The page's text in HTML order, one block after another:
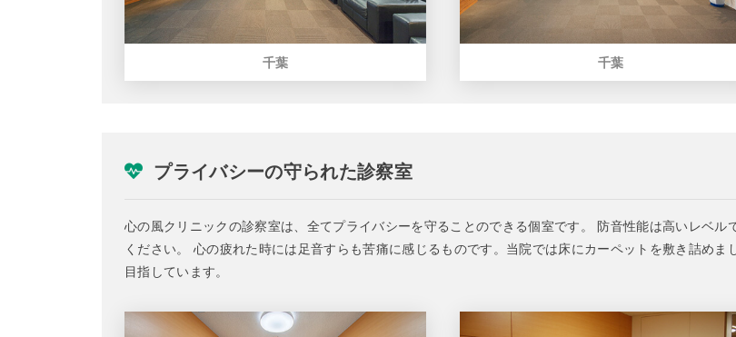
千葉 千葉
プライバシーの守られた診察室
心の風クリニックの診察室は、全てプライバシーを守ることのできる個室です。 防音性能は高いレベ
ください。 心の疲れた時には足音すらも苦痛に感じるものです。当院では床にカーペットを敷き詰め
目指しています。